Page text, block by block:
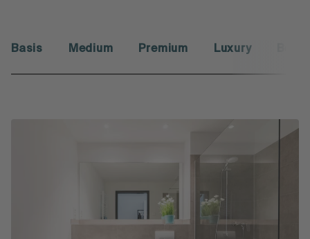
Basis Medium Premium Luxury